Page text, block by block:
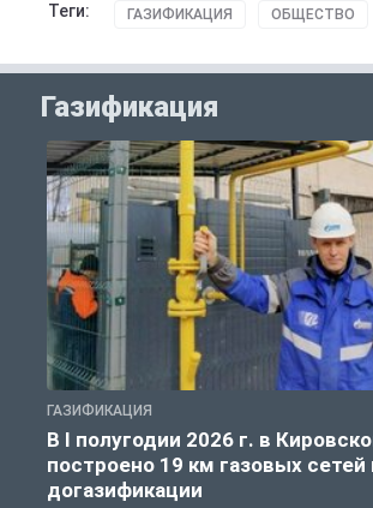
Теги: ГАЗИФИКАЦИЯ ОБЩЕСТВО
Газификация
ГАЗИФИКАЦИЯ
В I полугодии 2026 г. в
построено 19 км газовых сетей
догазификации